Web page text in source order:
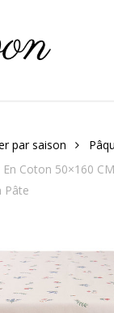
par saison
Coton 50×160
Pâte